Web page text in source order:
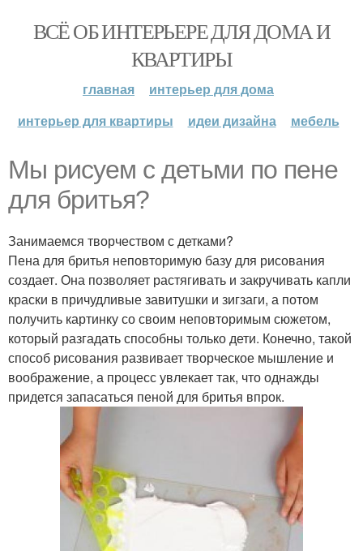
ВСЁ ОБ ИНТЕРЬЕРЕ ДЛЯ ДОМА И
КВАРТИРЫ
главная
интерьер для дома
интерьер для квартиры
идеи дизайна мебель
Мы рисуем с детьми по пене
для бритья?
Занимаемся творчеством с детками?
Пена для бритья неповторимую базу для рисования
создает. Она позволяет растягивать и закручивать капли
краски в причудливые завитушки и зигзаги, а потом
получить картинку со своим неповторимым сюжетом,
который разгадать способны только дети. Конечно, такой
способ рисования развивает творческое мышление и
воображение, а процесс увлекает так, что однажды
придется запасаться пеной для бритья впрок.